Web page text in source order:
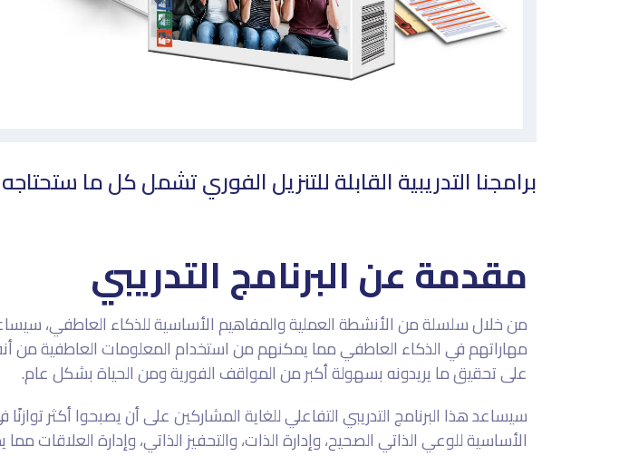
برامجنا التدريبية القابلة للتنزيل الفوري تشمل كل ما
مقدمة عن البرنامج التدريبي
من خلال سلسلة من الأنشطة العملية والمفاهيم الأساسية للذكاء العاطفي،
مهاراتهم في الذكاء العاطفي مما يمكنهم من استخدام المعلومات العاطفية
على تحقيق ما يريدونه بسهولة أكبر من المواقف الفورية ومن الحياة بشكل عام.
سيساعد هذا البرنامج التدريبي التفاعلي للغاية المشاركين على أن يصبحوا أكثر
الأساسية للوعي الذاتي الصحيح، وإدارة الذات، والتحفيز الذاتي، وإدارة العلاقات